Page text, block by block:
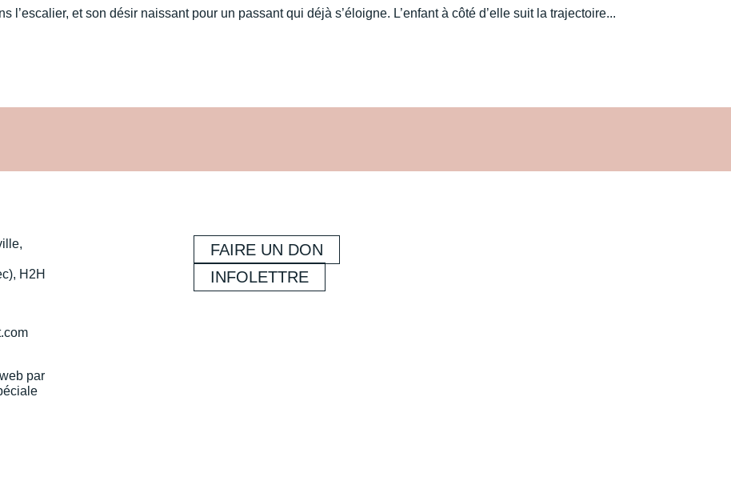
l’escalier, et son désir naissant pour un passant qui déjà s’éloigne. L’enfant à côté d’elle suit la trajectoire...
H2H
par
FAIRE UN DON
INFOLETTRE